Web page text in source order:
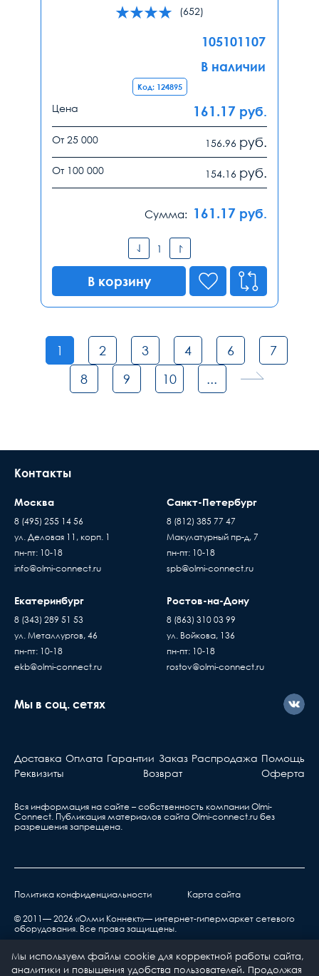
(652)
105101107
В наличии
Код: 124895
Цена 161.17 руб.
От 25 000 156.96 руб.
От 100 000 154.16 руб.
Сумма: 161.17 руб.
В корзину
1 2 3 4 6
7
8
9 10 ...
Контакты
Москва
8 (495) 255 14 56
ул. Деловая 11, корп. 1
пн-пт: 10-18
info@olmi-connect.ru
Санкт-Петербург
8 (812) 385 77 47
Макулатурный пр-д, 7
пн-пт: 10-18
spb@olmi-connect.ru
Екатеринбург
8 (343) 289 51 53
ул. Металлургов, 46
пн-пт: 10-18
ekb@olmi-connect.ru
Ростов-на-Дону
8 (863) 310 03 99
ул. Войкова, 136
пн-пт: 10-18
rostov@olmi-connect.ru
Мы в соц. сетях
Доставка Оплата Гарантии Заказ Распродажа Помощь
Реквизиты
Возврат Оферта
Вся информация на сайте – собственность компании Olmi-
Сonnect. Публикация материалов сайта Olmi-connect.ru без
разрешения запрещена.
Политика конфиденциальности Карта сайта
© 2011— 2026 «Олми Коннект»— интернет-гипермаркет сетевого
оборудования. Все права защищены.
Мы используем файлы cookie для корректной работы сайта,
аналитики и повышения удобства пользователей. Продолжая